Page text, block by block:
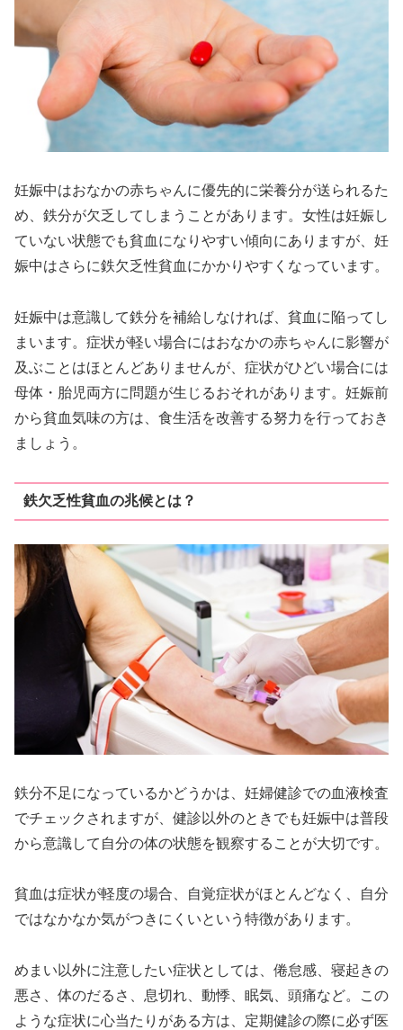
妊娠中はおなかの赤ちゃんに優先的に栄養分が送られるた
め、鉄分が欠乏してしまうことがあります。女性は妊娠し
ていない状態でも貧血になりやすい傾向にありますが、妊
娠中はさらに鉄欠乏性貧血にかかりやすくなっています。
妊娠中は意識して鉄分を補給しなければ、貧血に陥ってし
まいます。症状が軽い場合にはおなかの赤ちゃんに影響が
及ぶことはほとんどありませんが、症状がひどい場合には
母体・胎児両方に問題が生じるおそれがあります。妊娠前
から貧血気味の方は、食生活を改善する努力を行っておき
ましょう。
鉄欠乏性貧血の兆候とは？
鉄分不足になっているかどうかは、妊婦健診での血液検査
でチェックされますが、健診以外のときでも妊娠中は普段
から意識して自分の体の状態を観察することが大切です。
貧血は症状が軽度の場合、自覚症状がほとんどなく、自分
ではなかなか気がつきにくいという特徴があります。
めまい以外に注意したい症状としては、倦怠感、寝起きの
悪さ、体のだるさ、息切れ、動悸、眠気、頭痛など。この
ような症状に心当たりがある方は、定期健診の際に必ず医